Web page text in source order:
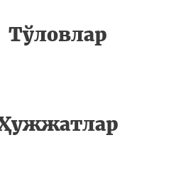
Тўловлар